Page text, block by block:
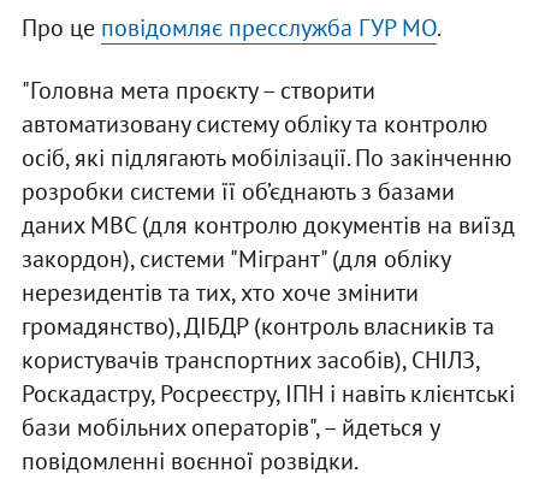
Про це повідомляє пресслужба ГУР МО.
"Головна мета проєкту – створити
автоматизовану систему обліку та контролю
осіб, які підлягають мобілізації. По закінченню
розробки системи її об’єднають з базами
даних МВС (для контролю документів на виїзд
закордон), системи "Мігрант" (для обліку
нерезидентів та тих, хто хоче змінити
громадянство), ДІБДР (контроль власників та
користувачів транспортних засобів), СНІЛЗ,
Роскадастру, Росреєстру, ІПН і навіть клієнтські
бази мобільних операторів", – йдеться у
повідомленні воєнної розвідки.